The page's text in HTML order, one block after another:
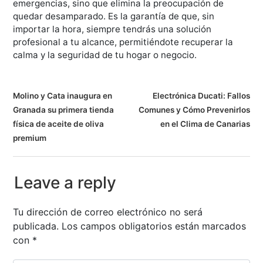
emergencias, sino que elimina la preocupación de
quedar desamparado. Es la garantía de que, sin
importar la hora, siempre tendrás una solución
profesional a tu alcance, permitiéndote recuperar la
calma y la seguridad de tu hogar o negocio.
N
a
v
g
a
c
i
Molino y Cata inaugura en
Granada su primera tienda
física de aceite de oliva
premium
Electrónica Ducati: Fallos
Comunes y Cómo Prevenirlos
en el Clima de Canarias
Leave a reply
Tu dirección de correo electrónico no será
publicada. Los campos obligatorios están marcados
con *